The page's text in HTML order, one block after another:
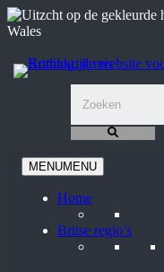
Ga
naar
inhoud
MENUMENU
Home
Britse regio’s